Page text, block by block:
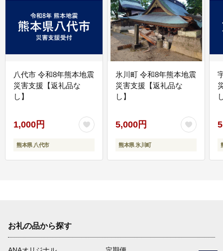
八代市 令和8年熊本地震
災害支援【返礼品な
し】
1,000円
熊本県 八代市
氷川町 令和8年熊本地震
災害支援【返礼品な
し】
5,000円
熊本県 氷川町
お礼の品から探す